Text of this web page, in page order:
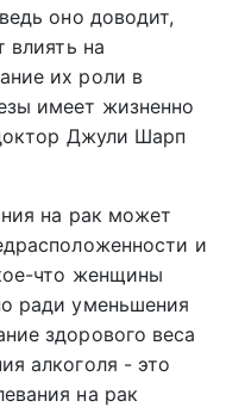
оно доводит,
влиять на
их роли в
имеет жизненно
Джули Шарп
на рак может
и
что женщины
ради уменьшения
здорового веса
алкоголя - это
на рак